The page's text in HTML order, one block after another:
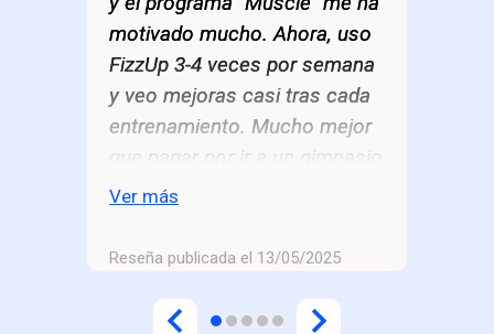
motivado mucho. Ahora, uso
FizzUp 3-4 veces por semana
y veo mejoras casi tras cada
entrenamiento. Mucho mejor
que pagar por ir a un gimnasio
y perder la motivación
Ver más
Reseña publicada el 13/05/2025